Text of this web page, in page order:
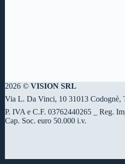
2026 © VISION SRL
Via L. Da Vinci, 10 31013 Codognè,
P. IVA e C.F. 03762440265 _ Reg.
Cap. Soc. euro 50.000 i.v.